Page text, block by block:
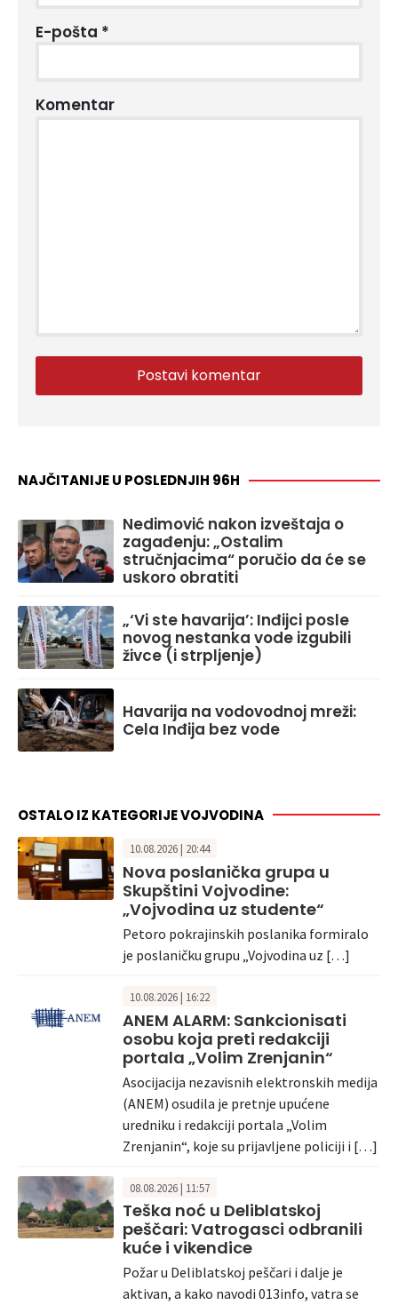
E-pošta *
Komentar
NAJČITANIJE U POSLEDNJIH 96H
Nedimović nakon izveštaja o
zagađenju: „Ostalim
stručnjacima“ poručio da će se
uskoro obratiti
„‘Vi ste havarija’: Inđijci posle
novog nestanka vode izgubili
živce (i strpljenje)
Havarija na vodovodnoj mreži:
Cela Inđija bez vode
OSTALO IZ KATEGORIJE VOJVODINA
10.08.2026 | 20:44
Nova poslanička grupa u
Skupštini Vojvodine:
„Vojvodina uz studente“
Petoro pokrajinskih poslanika formiralo
je poslaničku grupu „Vojvodina uz […]
10.08.2026 | 16:22
ANEM ALARM: Sankcionisati
osobu koja preti redakciji
portala „Volim Zrenjanin“
Asocijacija nezavisnih elektronskih medija
(ANEM) osudila je pretnje upućene
uredniku i redakciji portala „Volim
Zrenjanin“, koje su prijavljene policiji i […]
08.08.2026 | 11:57
Teška noć u Deliblatskoj
peščari: Vatrogasci odbranili
kuće i vikendice
Požar u Deliblatskoj peščari i dalje je
aktivan, a kako navodi 013info, vatra se